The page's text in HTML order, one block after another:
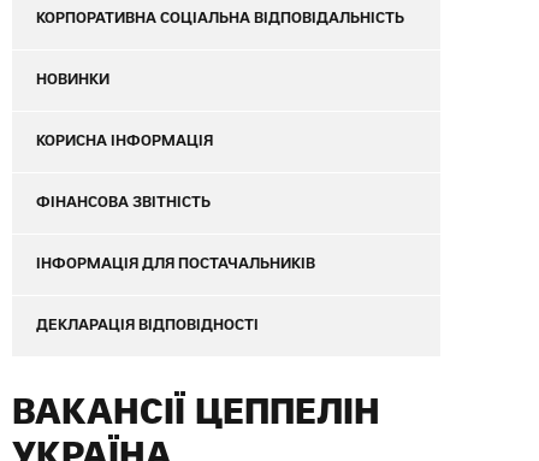
КОРПОРАТИВНА СОЦІАЛЬНА ВІДПОВІДАЛЬНІСТЬ
НОВИНКИ
КОРИСНА ІНФОРМАЦІЯ
ФІНАНСОВА ЗВІТНІСТЬ
ІНФОРМАЦІЯ ДЛЯ ПОСТАЧАЛЬНИКІВ
ДЕКЛАРАЦІЯ ВІДПОВІДНОСТІ
ВАКАНСІЇ ЦЕППЕЛІН